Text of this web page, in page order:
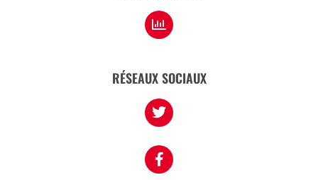
RÉSEAUX SOCIAUX